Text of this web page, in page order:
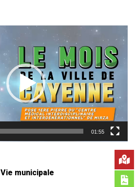
01:55
Vie municipale